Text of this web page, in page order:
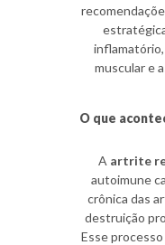
inflamatório,
muscular e
O que
A artrite
autoimune
crônica das
destruição
Esse